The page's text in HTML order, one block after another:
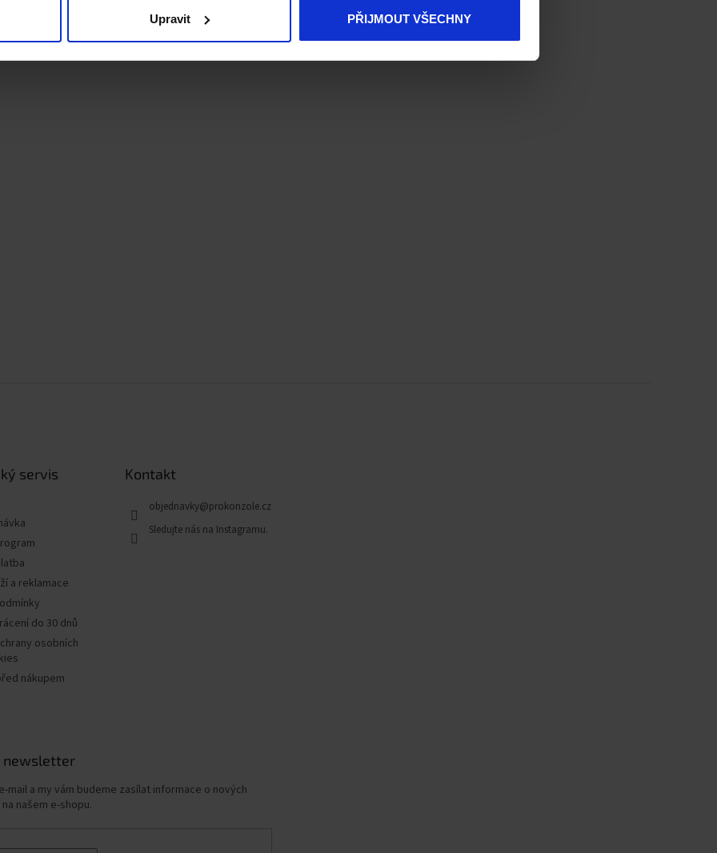
Upravit PŘIJMOUT VŠECHNY
servis
a reklamace
do 30 dnů
osobních
nákupem
Kontakt
objednavky@prokonzole.cz
newsletter
mail a my vám budeme zasílat informace o nových
našem e-shopu.